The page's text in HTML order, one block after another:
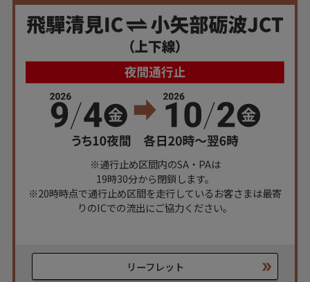
~
対象県
すべて 滋賀県
福井県
石川県
富山県 岐阜県
工事内容
交通規制
通行止
※通行止め区間内のSA・PAは
19時30分から閉鎖します。
※20時時点で通行止め区間を走行しているお客さまは最寄
りのICでの流出にご協力ください。
リーフレット